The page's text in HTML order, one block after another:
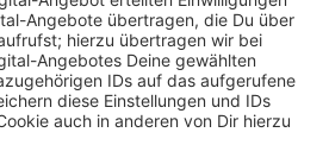
Tun ist er sehr bedeutend für
und aus der Öcher-Platt-
heißt es vom Thouet-